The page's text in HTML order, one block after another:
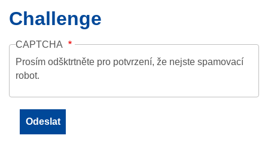
Challenge
CAPTCHA
Prosím odšktrtněte pro potvrzení, že nejste spamovací
robot.